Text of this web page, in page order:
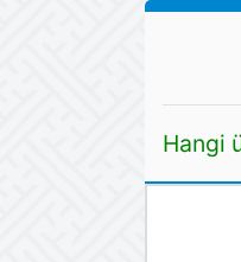
Hangi